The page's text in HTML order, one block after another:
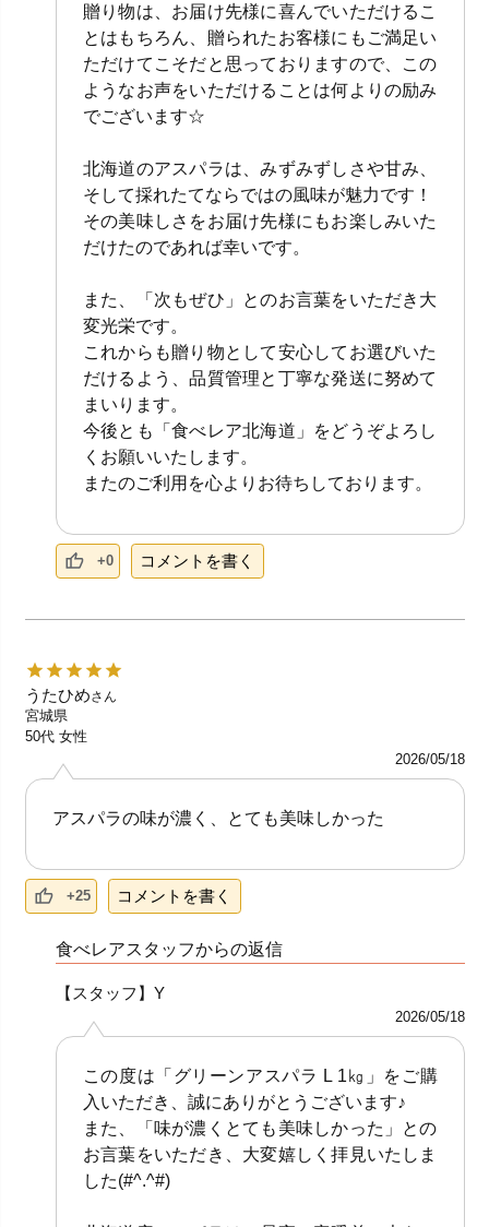
贈り物は、お届け先様に喜んでいただけるこ
とはもちろん、贈られたお客様にもご満足い
ただけてこそだと思っておりますので、この
ようなお声をいただけることは何よりの励み
でございます☆
北海道のアスパラは、みずみずしさや甘み、
そして採れたてならではの風味が魅力です！
その美味しさをお届け先様にもお楽しみいた
だけたのであれば幸いです。
また、「次もぜひ」とのお言葉をいただき大
変光栄です。
これからも贈り物として安心してお選びいた
だけるよう、品質管理と丁寧な発送に努めて
まいります。
今後とも「食べレア北海道」をどうぞよろし
くお願いいたします。
またのご利用を心よりお待ちしております。
+0 コメントを書く
うたひめさん
宮城県
50代 女性
2026/05/18
アスパラの味が濃く、とても美味しかった
+25 コメントを書く
食べレアスタッフからの返信
【スタッフ】Y
2026/05/18
この度は「グリーンアスパラ L 1㎏」をご購
入いただき、誠にありがとうございます♪
また、「味が濃くとても美味しかった」との
お言葉をいただき、大変嬉しく拝見いたしま
した(#^.^#)